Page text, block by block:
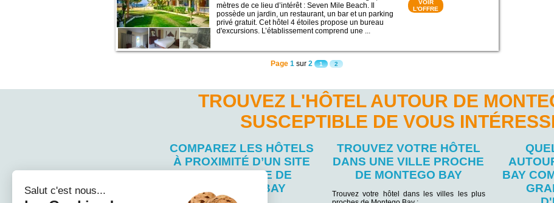
mètres de ce lieu d’intérêt : Seven Mile Beach. Il
possède un jardin, un restaurant, un bar et un parking
privé gratuit. Cet hôtel 4 étoiles propose un bureau
d'excursions. L’établissement comprend une ...
VOIR
L'OFFRE
Page 1 sur2 1 2
TROUVEZ L'HÔTEL AUTOUR DE
SUSCEPTIBLE DE VOUS
COMPAREZ LES HÔTELS
À PROXIMITÉ D’UN SITE
TOURISTIQUE DE
MONTEGO BAY
TROUVEZ VOTRE HÔTEL
DANS UNE VILLE PROCHE
DE MONTEGO BAY
Trouvez votre hôtel dans les villes les plus
BAY
Salut c'est nous...